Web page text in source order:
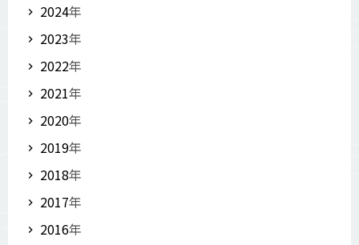
2024年
2023年
2022年
2021年
2020年
2019年
2018年
2017年
2016年